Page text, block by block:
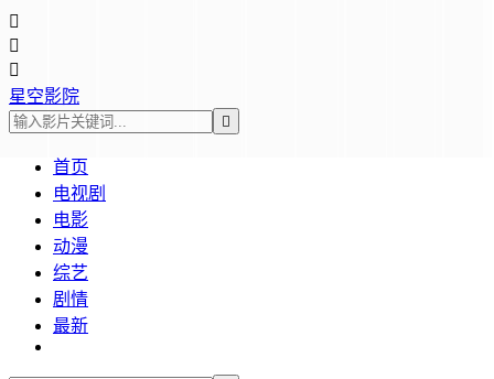



星空影院

首页
电视剧
电影
动漫
综艺
剧情
最新